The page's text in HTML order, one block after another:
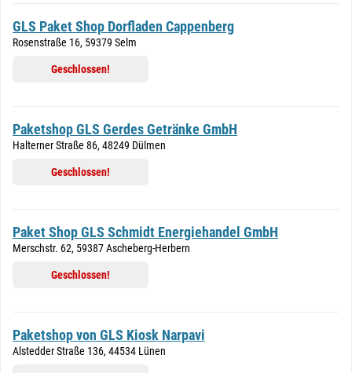
GLS Paket Shop Dorfladen Cappenberg
Rosenstraße 16, 59379 Selm
Geschlossen!
Paketshop GLS Gerdes Getränke GmbH
Halterner Straße 86, 48249 Dülmen
Geschlossen!
Paket Shop GLS Schmidt Energiehandel GmbH
Merschstr. 62, 59387 Ascheberg-Herbern
Geschlossen!
Paketshop von GLS Kiosk Narpavi
Alstedder Straße 136, 44534 Lünen